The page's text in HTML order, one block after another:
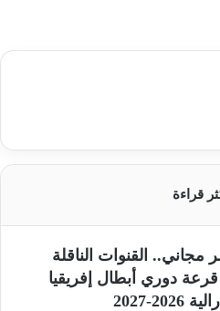
قراءة
مجاني.. القنوات الناقلة
دوري أبطال إفريقيا
2027